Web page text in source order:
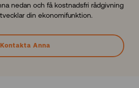
nedan och få kostnadsfri rådgivning
din ekonomifunktion.
Kontakta Anna